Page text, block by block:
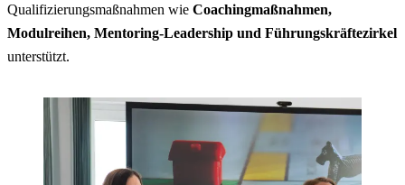
Qualifizierungsmaßnahmen wie Coachingmaßnahmen,
Modulreihen, Mentoring-Leadership und Führungskräftezirkel
unterstützt.